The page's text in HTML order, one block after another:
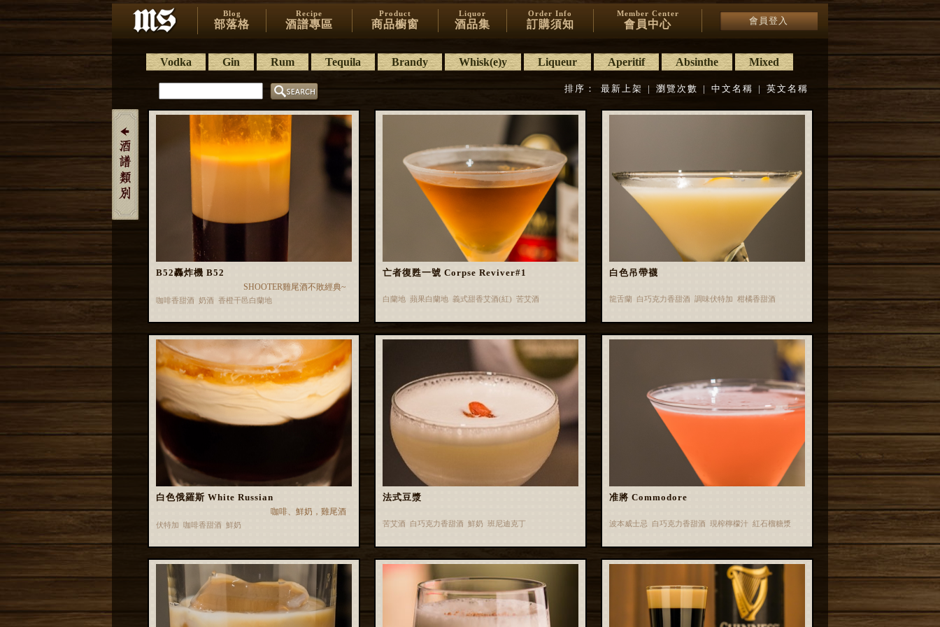
Blog
部落格
Recipe
酒譜專區
Product
商品櫥窗
Liquor
酒品集
Order Info
訂購須知
Member Center
會員中心 會員登入
Vodka Gin Rum Tequila Brandy Whisk(e)y Liqueur Aperitif Absinthe Mixed
排序： 最新上架 | 瀏覽次數 | 中文名稱 | 英文名稱
B52轟炸機 B52
SHOOTER雞尾酒不敗經典~
咖啡香甜酒 奶酒 香橙干邑白蘭地
亡者復甦一號 Corpse Reviver#1
白蘭地 蘋果白蘭地 義式甜香艾酒(紅) 苦艾酒
白色吊帶襪
龍舌蘭 白巧克力香甜酒 調味伏特加 柑橘香甜酒
白色俄羅斯 White Russian
咖啡、鮮奶，雞尾酒
伏特加 咖啡香甜酒 鮮奶
法式豆漿
苦艾酒 白巧克力香甜酒 鮮奶 班尼迪克丁
准將 Commodore
波本威士忌 白巧克力香甜酒 現榨檸檬汁 紅石榴糖漿